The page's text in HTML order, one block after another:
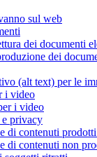
sul web
dei documenti
dei
(alt text) per le
i video
i video
e privacy
di contenuti
di contenuti non